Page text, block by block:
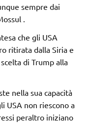
sempre dai
.
che gli USA
ritirata dalla Siria e
di Trump alla
nella sua capacità
USA non riescono a
peraltro iniziano